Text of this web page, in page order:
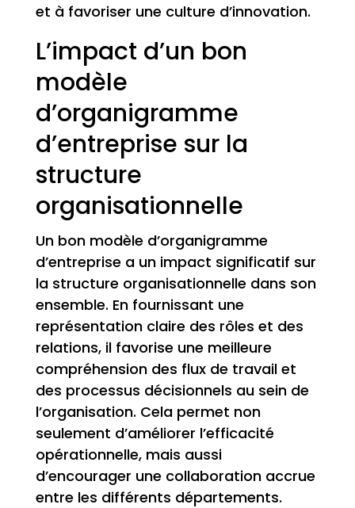
et à favoriser une culture d’innovation.
L’impact d’un bon
modèle
d’organigramme
d’entreprise sur la
structure
organisationnelle
Un bon modèle d’organigramme
d’entreprise a un impact significatif sur
la structure organisationnelle dans son
ensemble. En fournissant une
représentation claire des rôles et des
relations, il favorise une meilleure
compréhension des flux de travail et
des processus décisionnels au sein de
l’organisation. Cela permet non
seulement d’améliorer l’efficacité
opérationnelle, mais aussi
d’encourager une collaboration accrue
entre les différents départements.